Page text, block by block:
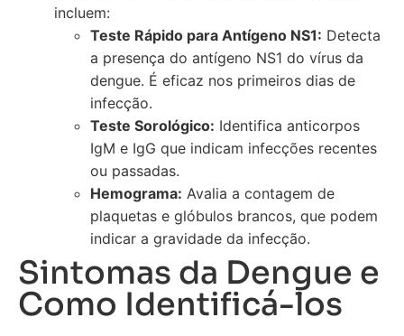
incluem:
Teste Rápido para Antígeno NS1: Detecta
a presença do antígeno NS1 do vírus da
dengue. É eficaz nos primeiros dias de
infecção.
Teste Sorológico: Identifica anticorpos
IgM e IgG que indicam infecções recentes
ou passadas.
Hemograma: Avalia a contagem de
plaquetas e glóbulos brancos, que podem
indicar a gravidade da infecção.
Sintomas da Dengue e
Como Identificá-los